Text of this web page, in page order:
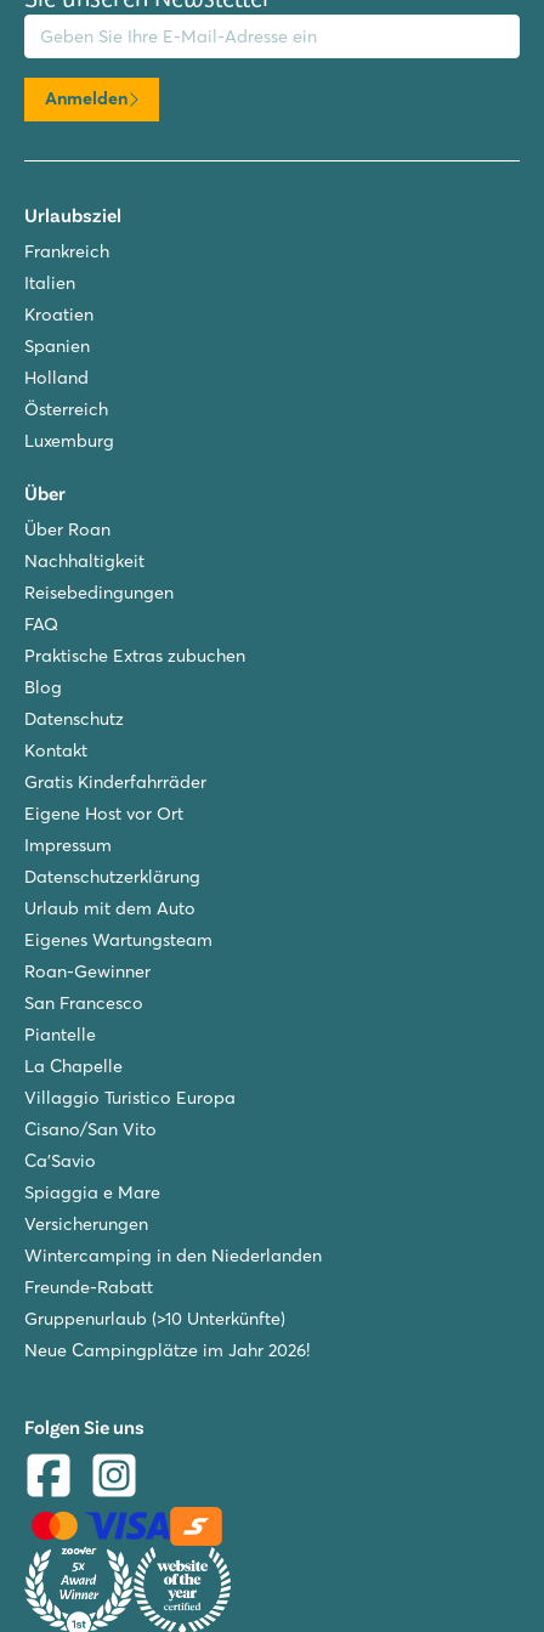
Adresse
Anmelden
Urlaubsziel
Frankreich
Italien
Kroatien
Spanien
Holland
Österreich
Luxemburg
Über
Über Roan
Nachhaltigkeit
Reisebedingungen
FAQ
Praktische Extras zubuchen
Blog
Datenschutz
Kontakt
Gratis Kinderfahrräder
Eigene Host vor Ort
Impressum
Datenschutzerklärung
Urlaub mit dem Auto
Eigenes Wartungsteam
Roan-Gewinner
San Francesco
Piantelle
La Chapelle
Villaggio Turistico Europa
Cisano/San Vito
Ca'Savio
Spiaggia e Mare
Versicherungen
Wintercamping in den Niederlanden
Freunde-Rabatt
Gruppenurlaub (>10 Unterkünfte)
Neue Campingplätze im Jahr 2026!
Folgen Sie uns